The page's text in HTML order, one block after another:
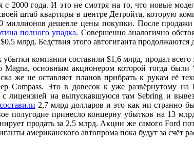
с 2000 года. И это не смотря на то, что новые
штаб квартиры в центре Детройта, которую
дешевле цены покупки. После
полного упадка. Совершенно аналогично
млрд. Бедствия этого автогиганта продолжаются
компании составили $1,6 млрд, продал
Magna, основным акционером которой тогда
же не оставляет планов прибрать к рукам её
Сompass. Это в довесок к уже развёрнутому
лицензией на выпускавшуюся там Sebring и
составили 2,7 млрд долларов и это как ни странно
полугодие принесло концерну убытков на 13
продать за 2,5 млрд. Акции же самого Ford
американского автопрома пока будут за счёт